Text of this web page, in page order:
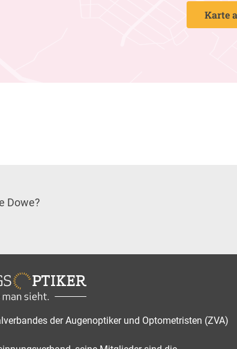
Karte
Dowe?
der Augenoptiker und Optometristen (ZVA)